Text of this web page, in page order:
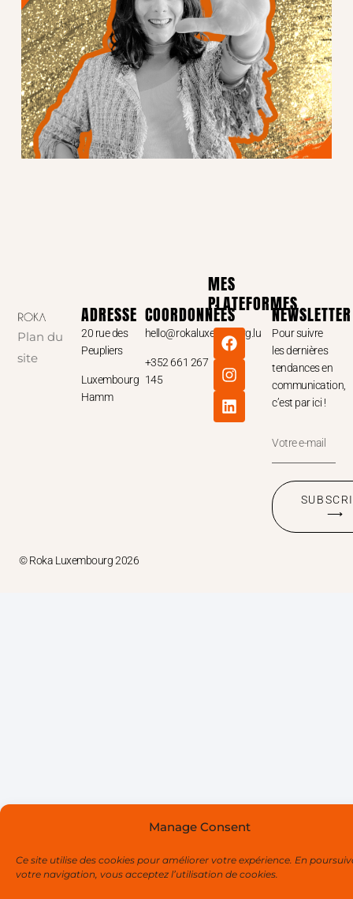
Manage Consent
Ce site utilise des cookies pour améliorer votre expérience. En
votre navigation, vous acceptez l’utilisation de cookies.
Plan du
site
ADRESSE
20 rue des
Peupliers
Luxembourg
Hamm
COORDONNÉES
hello@rokaluxembourg.lu
+352 661 267
145
MES
PLATEFORMESNEWSLETTER
Pour suivre
les dernières
tendances en
communication,
c’est par ici !
⟶
© Roka Luxembourg 2026